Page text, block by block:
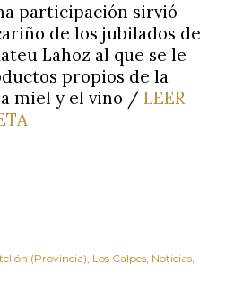
participación sirvió
de los jubilados de
Lahoz al que se le
propios de la
miel y el vino / LEER
(Provincia) Los Calpes Noticias